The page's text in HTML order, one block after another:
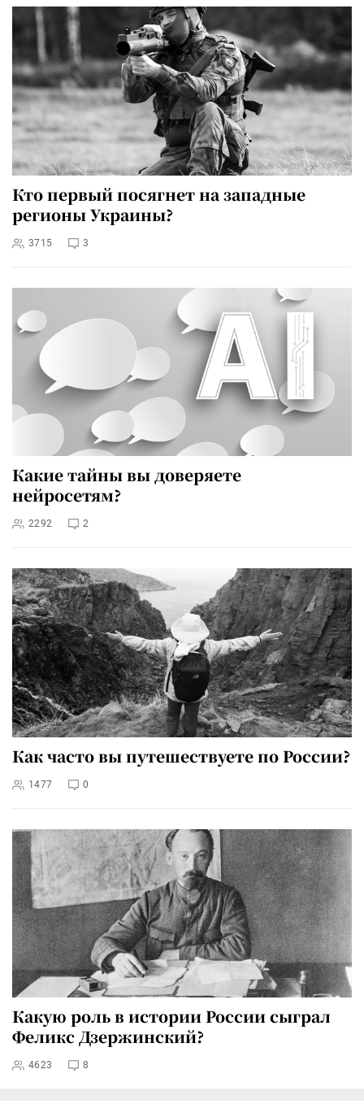
Кто первый посягнет на западные
регионы Украины?
3715 3
Какие тайны вы доверяете
нейросетям?
2292 2
Как часто вы путешествуете по России?
1477 0
Какую роль в истории России сыграл
Феликс Дзержинский?
4623 8